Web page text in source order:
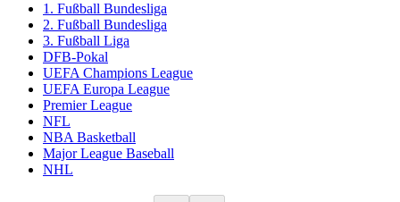
1. Fußball Bundesliga
2. Fußball Bundesliga
3. Fußball Liga
DFB-Pokal
UEFA Champions League
UEFA Europa League
Premier League
NFL
NBA Basketball
Major League Baseball
NHL